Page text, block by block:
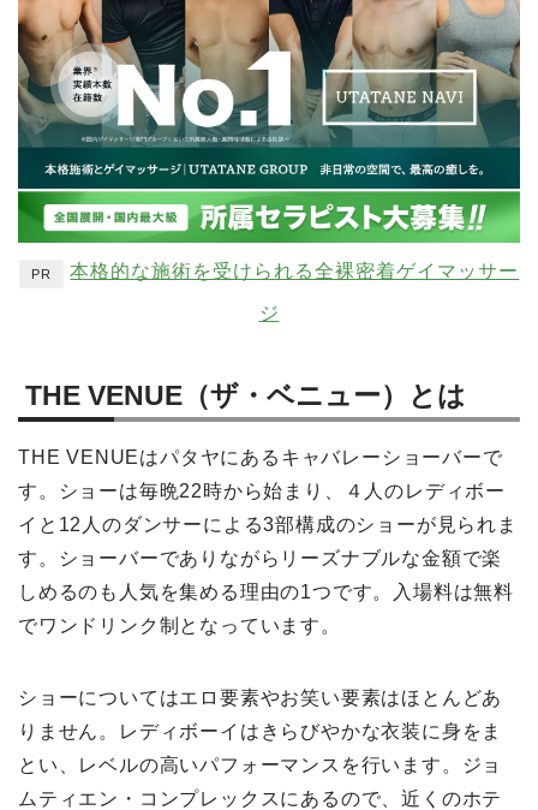
PR 本格的な施術を受けられる全裸密着ゲイマッサー
ジ
THE VENUE（ザ・ベニュー）とは
THE VENUEはパタヤにあるキャバレーショーバーで
す。ショーは毎晩22時から始まり、４人のレディボー
イと12人のダンサーによる3部構成のショーが見られま
す。ショーバーでありながらリーズナブルな金額で楽
しめるのも人気を集める理由の1つです。入場料は無料
でワンドリンク制となっています。
ショーについてはエロ要素やお笑い要素はほとんどあ
りません。レディボーイはきらびやかな衣装に身をま
とい、レベルの高いパフォーマンスを行います。ジョ
ムティエン・コンプレックスにあるので、近くのホテ